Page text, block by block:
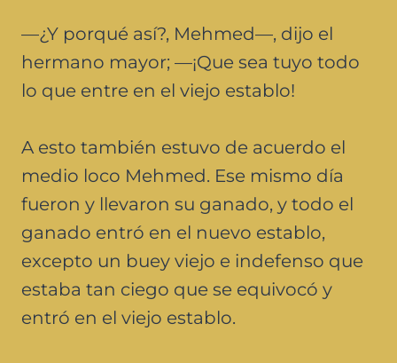
—¿Y porqué así?, Mehmed—, dijo el
hermano mayor; —¡Que sea tuyo todo
lo que entre en el viejo establo!
A esto también estuvo de acuerdo el
medio loco Mehmed. Ese mismo día
fueron y llevaron su ganado, y todo el
ganado entró en el nuevo establo,
excepto un buey viejo e indefenso que
estaba tan ciego que se equivocó y
entró en el viejo establo.